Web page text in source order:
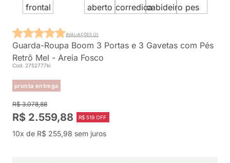
Guarda-Roupa Boom 3 Portas e 3 Gavetas com Pés
Retrô Mel - Areia Fosco
Cod. 2752777ki
pronta entrega
AVALIAÇÕES (2)
R$ 3.078,88
R$ 2.559,88 R$ 519 OFF
10x de R$ 255,98 sem juros